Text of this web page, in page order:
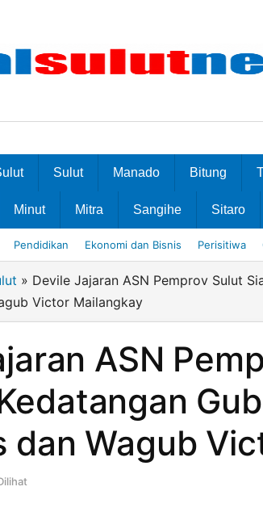
Sulut Manado Bitung
Minut Mitra Sangihe Sitaro
Pendidikan Ekonomi dan Bisnis Perisitiwa
» Devile Jajaran ASN Pemprov Sulut
Victor Mailangkay
ASN
dan Wagub